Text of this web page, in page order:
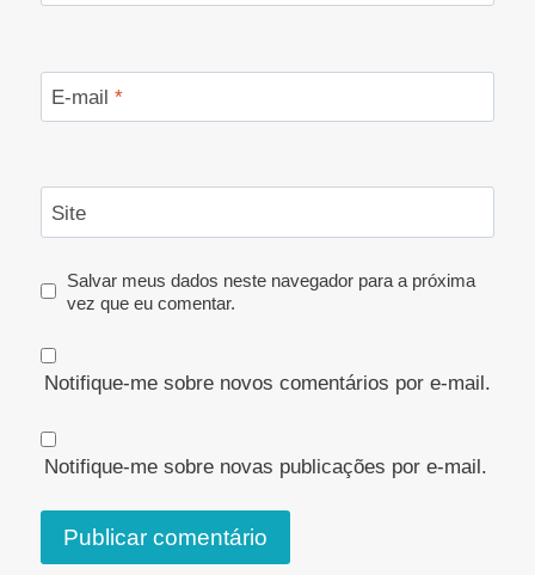
E-mail *
Site
Salvar meus dados neste navegador para a próxima
vez que eu comentar.
Notifique-me sobre novos comentários por e-mail.
Notifique-me sobre novas publicações por e-mail.